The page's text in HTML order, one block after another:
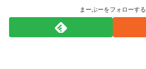
まーぶーをフォローする